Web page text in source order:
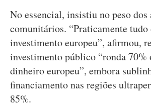
No essencial, insistiu no peso dos
comunitários. “Praticamente tudo
investimento europeu”, afirmou,
investimento público “ronda 70%
dinheiro europeu”, embora
financiamento nas regiões
85%.